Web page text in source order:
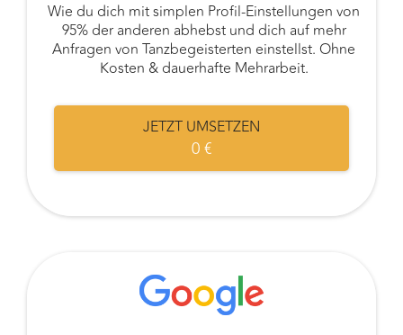
Wie du dich mit simplen Profil-Einstellungen von
95% der anderen abhebst und dich auf mehr
Anfragen von Tanzbegeisterten einstellst. Ohne
Kosten & dauerhafte Mehrarbeit.
JETZT UMSETZEN
0 €